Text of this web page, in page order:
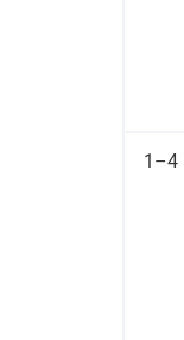
1–4